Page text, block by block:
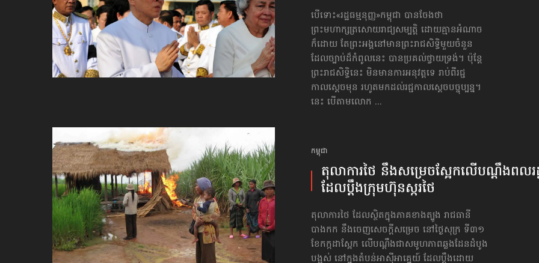
បើទោះ«រដ្ឋធម្មនុញ្ញ»កម្ពុជា បានចែងថា
ព្រះមហាក្សត្រសោយរាជ្យសម្បត្តិ ដោយគ្មានអំណាច
ក៏ដោយ តែព្រះអង្គ​នៅ​មាន​ព្រះរាជសិទ្ធិមួយចំនួន
ដែលច្បាប់ដ៏កំពូលនេះ បានប្រគល់ថ្វាយទ្រង់។ ប៉ុន្តែ
ព្រះរាជសិទ្ធិនេះ មិនមាន​ការអនុវត្ត​ទេ រាប់ពីរជ្ជ
កាលស្ដេ​ចមុន រហូតមកដល់រជ្ជកាលស្ដេចបច្ចុប្បន្ន។
នេះ បើតាមលោក ...
កម្ពុជា
តុលាការថៃ នឹងសម្រេចស្អែក​​លើ​បណ្ដឹង​ពលរដ្ឋ
ដែលប្ដឹង​ក្រុមហ៊ុនស្ករ​​ថៃ
តុលាការថៃ ដែលស្ថិតក្នុងភាគខាងត្បូង រាជធានី
បាងកក នឹងចេញសេចក្តីសម្រេច នៅថ្ងៃសុក្រ ទី៣១
ខែកក្កដាស្អែក លើបណ្តឹងជាសមូហភាពឆ្លងដែនដំបូង
បង្អស់ នៅក្នុងតំបន់អាស៊ីអាគ្នេយ៍ ដែលប្ដឹងដោយ